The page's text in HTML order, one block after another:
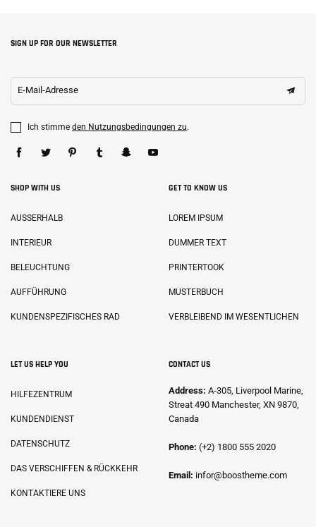
SIGN UP FOR OUR NEWSLETTER
E-Mail-Adresse
Ich stimme den Nutzungsbedingungen zu.
SHOP WITH US
AUSSERHALB
INTERIEUR
BELEUCHTUNG
AUFFÜHRUNG
KUNDENSPEZIFISCHES RAD
GET TO KNOW US
LOREM IPSUM
DUMMER TEXT
PRINTERTOOK
MUSTERBUCH
VERBLEIBEND IM WESENTLICHEN
LET US HELP YOU
HILFEZENTRUM
KUNDENDIENST
DATENSCHUTZ
DAS VERSCHIFFEN & RÜCKKEHR
KONTAKTIERE UNS
CONTACT US
Address: A-305, Liverpool Marine,
Streat 490 Manchester, XN 9870,
Canada
Phone: (+2) 1800 555 2020
Email: infor@boostheme.com